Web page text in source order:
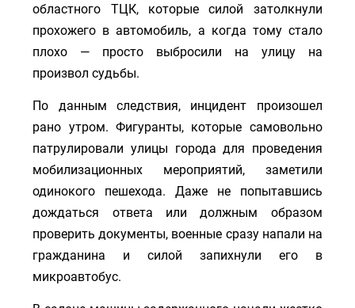
областного ТЦК, которые силой затолкнули
прохожего в автомобиль, а когда тому стало
плохо — просто выбросили на улицу на
произвол судьбы.
По данным следствия, инцидент произошел
рано утром. Фигуранты, которые самовольно
патрулировали улицы города для проведения
мобилизационных мероприятий, заметили
одинокого пешехода. Даже не попытавшись
дождаться ответа или должным образом
проверить документы, военные сразу напали на
гражданина и силой запихнули его в
микроавтобус.